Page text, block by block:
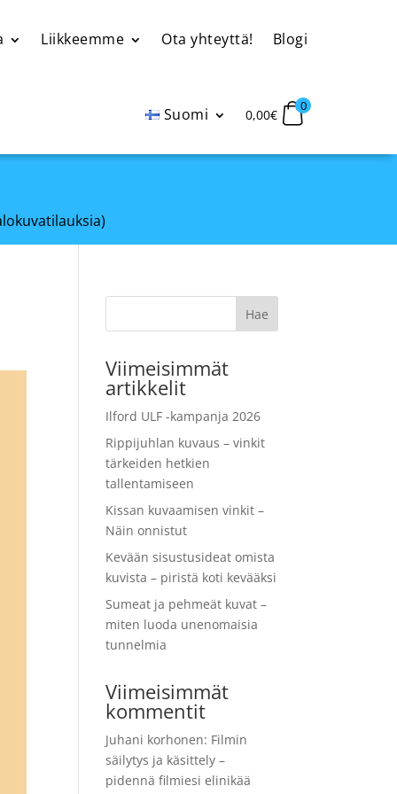
Liikkeemme Ota yhteyttä! Blogi
Suomi 0,00€
0
Viimeisimmät
artikkelit
Ilford ULF -kampanja 2026
Rippijuhlan kuvaus – vinkit
tärkeiden hetkien
tallentamiseen
Kissan kuvaamisen vinkit –
Näin onnistut
Kevään sisustusideat omista
kuvista – piristä koti kevääksi
Sumeat ja pehmeät kuvat –
miten luoda unenomaisia
tunnelmia
Viimeisimmät
kommentit
Juhani korhonen: Filmin
säilytys ja käsittely –
pidennä filmiesi elinikää